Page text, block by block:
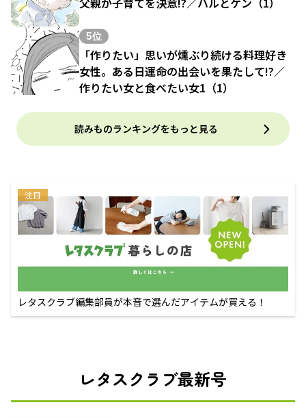
5位
「作りたい」思いが燻ぶり続ける料理好き
女性。ある日運命の出会いを果たして!?／
作りたい女と食べたい女1（1）
読みものランキングをもっと見る
注目
レタスクラブ編集部員が本音で選んだアイテムが買える！
レタスクラブ最新号